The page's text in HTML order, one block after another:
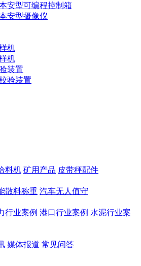
安型可编程控制箱
安型摄像仪
机
机
装置
验装置
料机 矿用产品 皮带秤配件
散料称重 汽车无人值守
行业案例 港口行业案例 水泥行业案
媒体报道 常见问答